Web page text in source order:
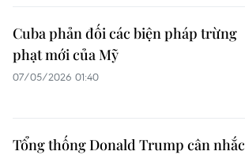
Cuba phản đối các biện pháp trừng
phạt mới của Mỹ
07/05/2026 01:40
Tổng thống Donald Trump cân nhắc